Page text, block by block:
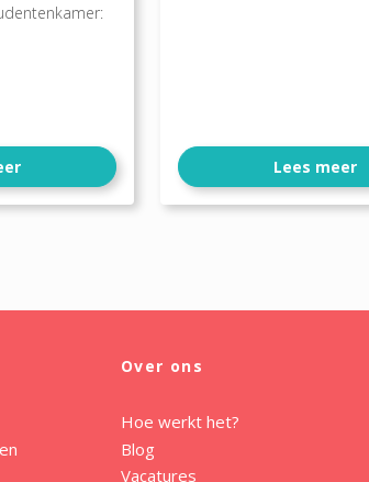
Lees meer
Over ons
Hoe werkt het?
Blog
Vacatures